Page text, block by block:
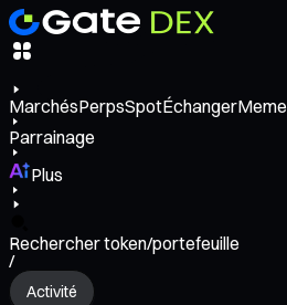
MarchésPerpsSpotÉchangerMeme
Parrainage
Plus
Rechercher token/portefeuille
/
Activité